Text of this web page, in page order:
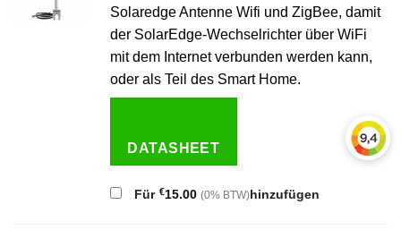
Solaredge Antenne Wifi und ZigBee, damit
der SolarEdge-Wechselrichter über WiFi
mit dem Internet verbunden werden kann,
oder als Teil des Smart Home.
DATASHEET
Für €15.00 (0% BTW)hinzufügen